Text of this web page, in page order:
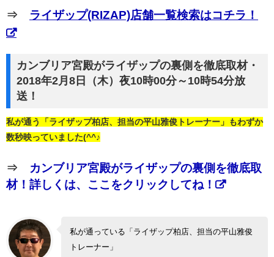
⇒ ライザップ(RIZAP)店舗一覧検索はコチラ！
カンブリア宮殿がライザップの裏側を徹底取材・
2018年2月8日（木）夜10時00分～10時54分放
送！
私が通う「ライザップ柏店、担当の平山雅俊トレーナー」もわずか
数秒映っていました(^^♪
⇒ カンブリア宮殿がライザップの裏側を徹底取
材！詳しくは、ここをクリックしてね！
私が通っている「ライザップ柏店、担当の平山雅俊
トレーナー」